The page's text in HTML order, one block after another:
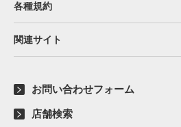
各種規約
関連サイト
お問い合わせフォーム
店舗検索